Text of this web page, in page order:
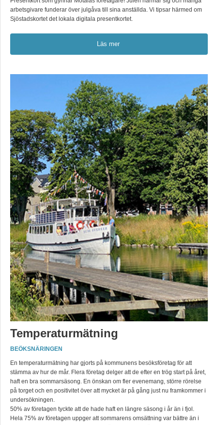
arbetsgivare funderar över julgåva till sina anställda. Vi tipsar härmed om
Sjöstadskortet det lokala digitala presentkortet.
Läs mer
Temperaturmätning
BEÖKSNÄRINGEN
En temperaturmätning har gjorts på kommunens besöksföretag för att
stämma av hur de mår. Flera företag delger att de efter en trög start på året,
haft en bra sommarsäsong. En önskan om fler evenemang, större rörelse
på torget och en positivitet över att mycket är på gång just nu framkommer i
undersökningen.
50% av företagen tyckte att de hade haft en längre säsong i år än i fjol.
Hela 75% av företagen uppger att sommarens omsättning var bättre än i